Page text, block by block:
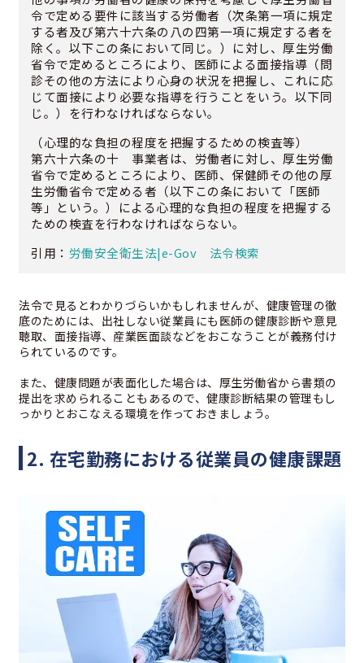
令で定める要件に該当する労働者（次条第一項に規定
する者及び第六十六条の八の四第一項に規定する者を
除く。以下この条において同じ。）に対し、厚生労働
省令で定めるところにより、医師による面接指導（問
診その他の方法により心身の状況を把握し、これに応
じて面接により必要な指導を行うことをいう。以下同
じ。）を行わなければならない。
（心理的な負担の程度を把握するための検査等）
第六十六条の十 事業者は、労働者に対し、厚生労働
省令で定めるところにより、医師、保健師その他の厚
生労働省令で定める者（以下この条において「医師
等」という。）による心理的な負担の程度を把握する
ための検査を行わなければならない。
引用： 労働安全衛生法|e-Gov 法令検索
法令で見るとわかりづらいかもしれませんが、健康管理の徹
底のためには、出社しない従業員にも医師の健康診断や意見
聴取、面接指導、産業医面談などをおこなうことが義務付け
られているのです。
また、健康問題が表面化した場合は、厚生労働省から書類の
提出を求められることもあるので、健康診断結果の管理もし
っかりとおこなえる環境を作っておきましょう。
2. 在宅勤務における従業員の健康課題